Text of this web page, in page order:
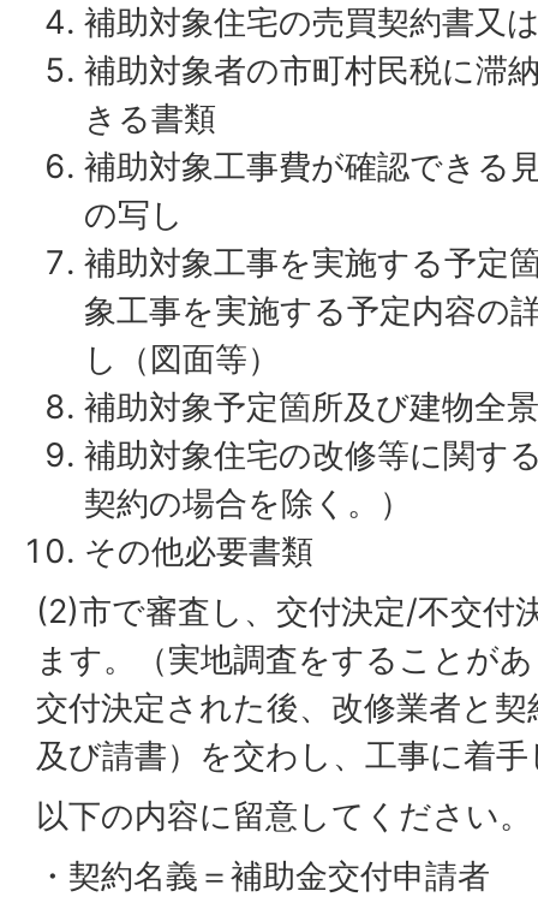
補助対象住宅の売買契約書又
補助対象者の市町村民税に滞
きる書類
補助対象工事費が確認できる
の写し
補助対象工事を実施する予定
象工事を実施する予定内容の
し（図面等）
補助対象予定箇所及び建物全
補助対象住宅の改修等に関す
契約の場合を除く。）
その他必要書類
(2)市で審査し、交付決定/不交付
ます。（実地調査をすることが
交付決定された後、改修業者と
及び請書）を交わし、工事に着
以下の内容に留意してください。
・契約名義＝補助金交付申請者